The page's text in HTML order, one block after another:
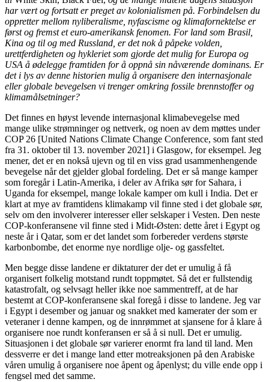
har vært og fortsatt er preget av kolonialismen på. Forbindelsen du
oppretter mellom nyliberalisme, nyfascisme og klimafornektelse er
først og fremst et euro-amerikansk fenomen. For land som Brasil,
Kina og til og med Russland, er det nok å påpeke volden,
urettferdigheten og hykleriet som gjorde det mulig for Europa og
USA å ødelegge framtiden for å oppnå sin nåværende dominans. Er
det i lys av denne historien mulig å organisere den internasjonale
eller globale bevegelsen vi trenger omkring fossile brennstoffer og
klimamålsetninger?
Det finnes en høyst levende internasjonal klimabevegelse med
mange ulike strømninger og nettverk, og noen av dem møttes under
COP 26 [United Nations Climate Change Conference, som fant sted
fra 31. oktober til 13. november 2021] i Glasgow, for eksempel. Jeg
mener, det er en nokså ujevn og til en viss grad usammenhengende
bevegelse når det gjelder global fordeling. Det er så mange kamper
som foregår i Latin-Amerika, i deler av Afrika sør for Sahara, i
Uganda for eksempel, mange lokale kamper om kull i India. Det er
klart at mye av framtidens klimakamp vil finne sted i det globale sør,
selv om den involverer interesser eller selskaper i Vesten. Den neste
COP-konferansene vil finne sted i Midt-Østen: dette året i Egypt og
neste år i Qatar, som er det landet som forbereder verdens største
karbonbombe, det enorme nye nordlige olje- og gassfeltet.
Men begge disse landene er diktaturer der det er umulig å få
organisert folkelig motstand rundt toppmøtet. Så det er fullstendig
katastrofalt, og selvsagt heller ikke noe sammentreff, at de har
bestemt at COP-konferansene skal foregå i disse to landene. Jeg var
i Egypt i desember og januar og snakket med kamerater der som er
veteraner i denne kampen, og de innrømmet at sjansene for å klare å
organisere noe rundt konferansen er så å si null. Det er umulig.
Situasjonen i det globale sør varierer enormt fra land til land. Men
dessverre er det i mange land etter motreaksjonen på den Arabiske
våren umulig å organisere noe åpent og åpenlyst; du ville ende opp i
fengsel med det samme.